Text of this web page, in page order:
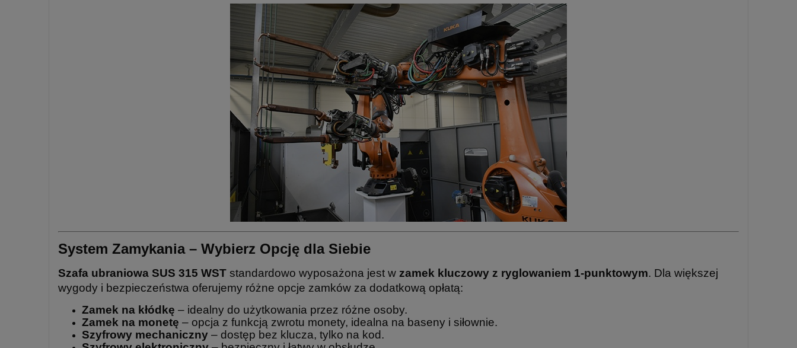
System Zamykania – Wybierz Opcję dla Siebie
Szafa ubraniowa SUS 315 WST standardowo wyposażona jest w zamek kluczowy z ryglowaniem 1-punktowym. Dla większej
wygody i bezpieczeństwa oferujemy różne opcje zamków za dodatkową opłatą:
Zamek na kłódkę – idealny do użytkowania przez różne osoby.
Zamek na monetę – opcja z funkcją zwrotu monety, idealna na baseny i siłownie.
Szyfrowy mechaniczny – dostęp bez klucza, tylko na kod.